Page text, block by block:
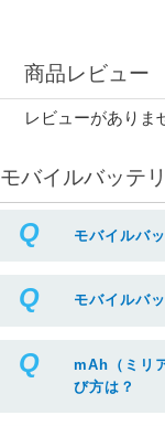
商品レビュー
レビューがありま
モバイルバッテ
モバイルバ
モバイルバ
mAh（ミリ
び方は？